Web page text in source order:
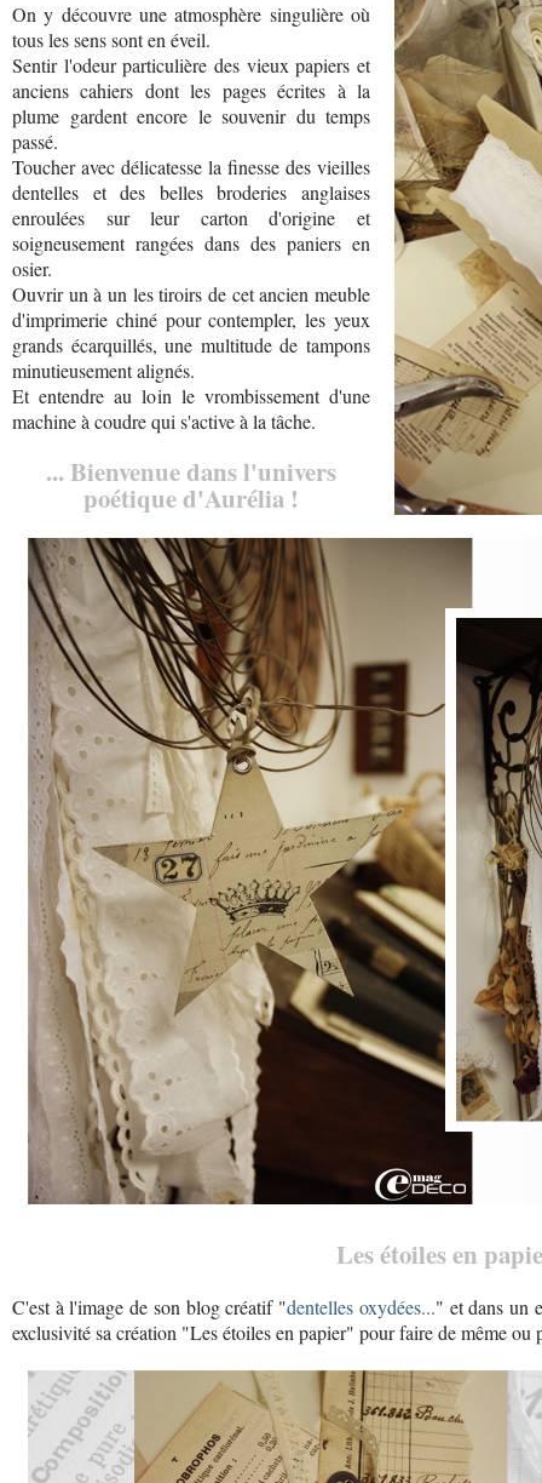
On y découvre une atmosphère singulière où
tous les sens sont en éveil.
Sentir l'odeur particulière des vieux papiers et
anciens cahiers dont les pages écrites à la
plume gardent encore le souvenir du temps
passé.
Toucher avec délicatesse la finesse des vieilles
dentelles et des belles broderies anglaises
enroulées sur leur carton d'origine et
soigneusement rangées dans des paniers en
osier.
Ouvrir un à un les tiroirs de cet ancien meuble
d'imprimerie chiné pour contempler, les yeux
grands écarquillés, une multitude de tampons
minutieusement alignés.
Et entendre au loin le vrombissement d'une
machine à coudre qui s'active à la tâche.
... Bienvenue dans l'univers
poétique d'Aurélia !
Les étoiles en
C'est à l'image de son blog créatif "dentelles oxydées..." et dans un
exclusivité sa création "Les étoiles en papier" pour faire de même ou